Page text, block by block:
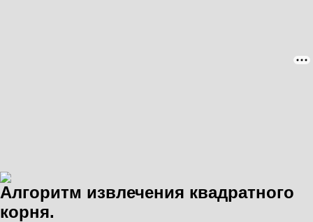
Алгоритм извлечения квадратного
корня.